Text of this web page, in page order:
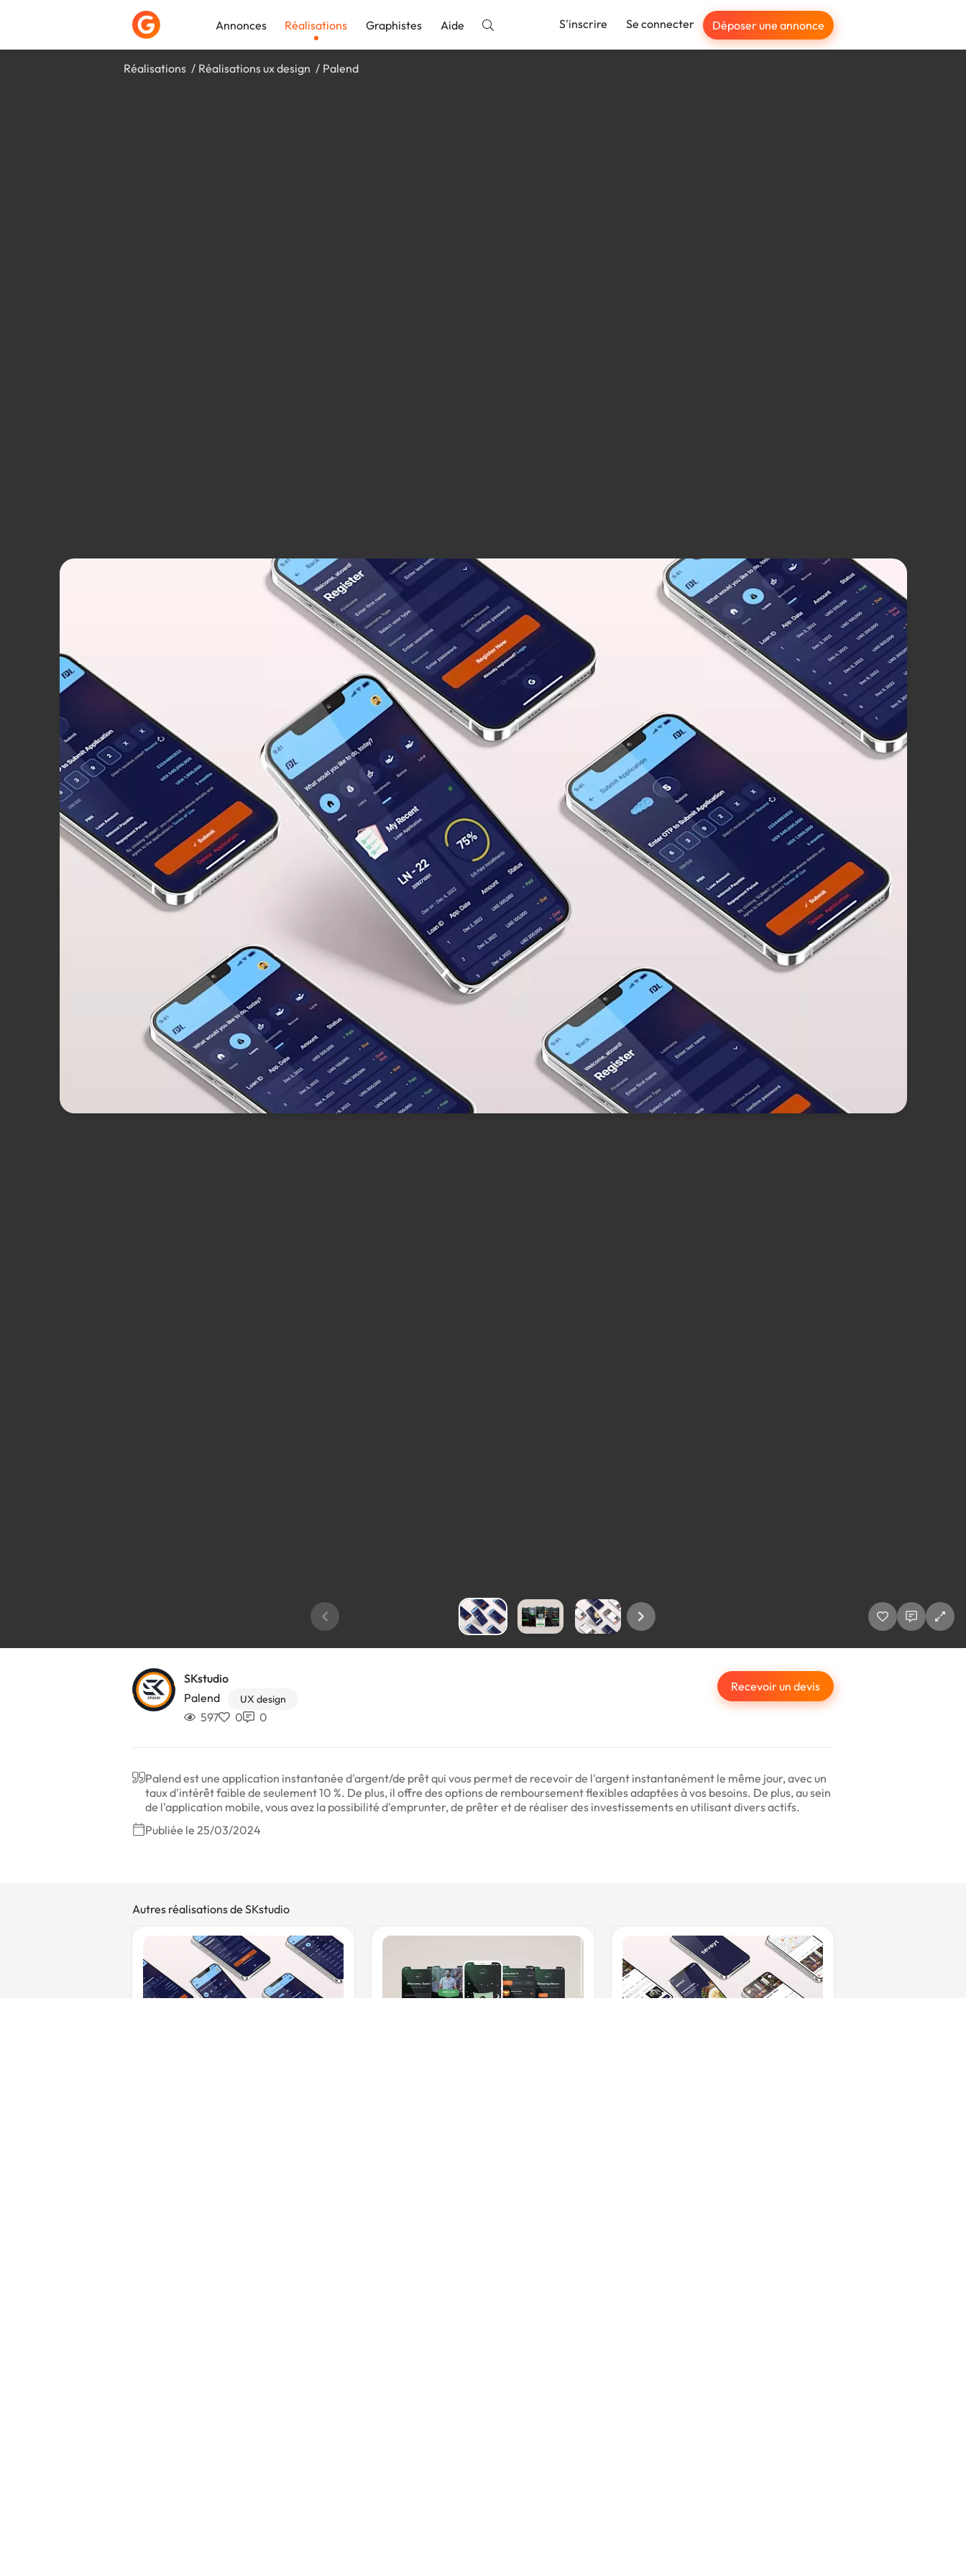
Annonces Réalisations Graphistes Aide S'inscrire Se connecter Déposer une annonce
Réalisations Réalisations ux design Palend
SKstudio
Palend
UX design
597 0 0
Recevoir un devis
Palend est une application instantanée d'argent/de prêt qui vous permet de recevoir de l'argent instantanément le même jour, avec un
taux d'intérêt faible de seulement 10 %. De plus, il offre des options de remboursement flexibles adaptées à vos besoins. De plus, au sein
de l'application mobile, vous avez la possibilité d'emprunter, de prêter et de réaliser des investissements en utilisant divers actifs.
Publiée le 25/03/2024
Autres réalisations de SKstudio